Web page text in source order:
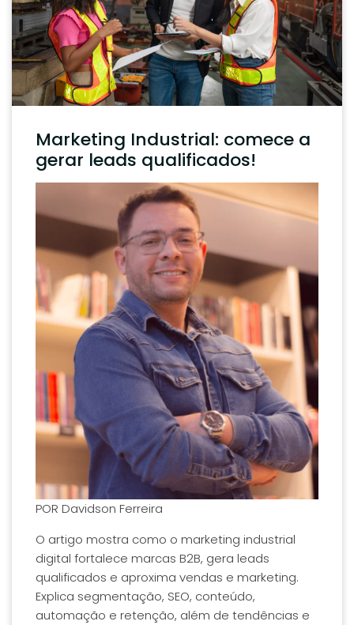
Marketing Industrial: comece a
gerar leads qualificados!
POR Davidson Ferreira
O artigo mostra como o marketing industrial
digital fortalece marcas B2B, gera leads
qualificados e aproxima vendas e marketing.
Explica segmentação, SEO, conteúdo,
automação e retenção, além de tendências e